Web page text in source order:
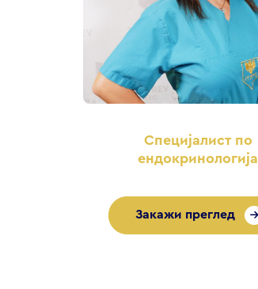
Специјалист по
ендокринологија
Закажи преглед